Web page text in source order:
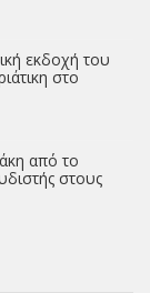
εκδοχή του
στο
από το
στους